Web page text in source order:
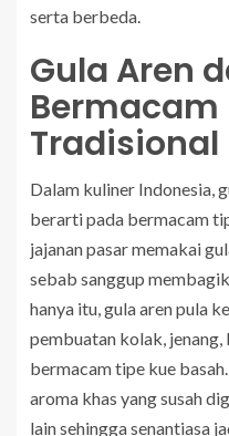
serta berbeda.
Gula Aren
Tradisional
Dalam kuliner Indonesia,
berarti pada bermacam
jajanan pasar memakai
sebab sanggup
hanya itu, gula aren pula
pembuatan kolak, jenang,
bermacam tipe kue
aroma khas yang susah
lain sehingga senantiasa